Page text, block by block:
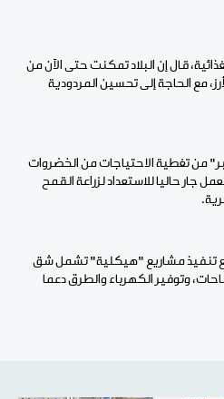
قال إن البلاد تمكنت حتى الآن من
مع الحاجة إلى تحسين المردودية
تغطية الاحتياجات من الخضروات
مؤكدا أن العمل جار حاليا للاستعداد لزراعة القمح
تنفيذ مشاريع "هيكلية" تشمل شق
وتوفير الكهرباء والطرق دعما